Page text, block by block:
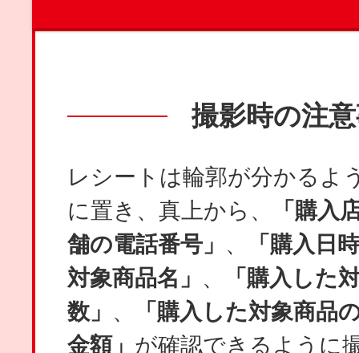
撮影時の注
レシートは輪郭が分かるよ
に置き、真上から、
「購入
舗の電話番号」 、
「購入日
対象商品名」 、
「購入した
数」 、
「購入した対象商品
金額」 が確認できるように